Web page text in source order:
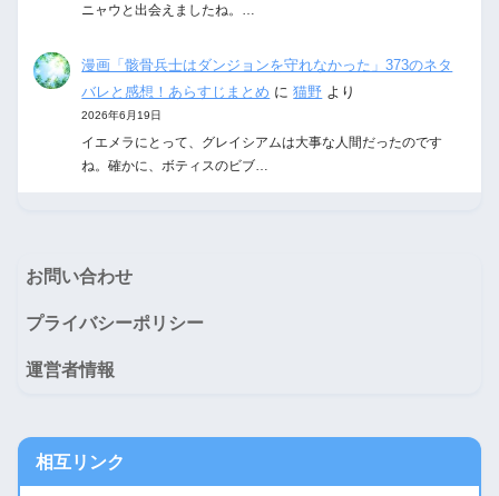
ニャウと出会えましたね。…
漫画「骸骨兵士はダンジョンを守れなかった」373のネタ
バレと感想！あらすじまとめ に猫野 より
2026年6月19日
イエメラにとって、グレイシアムは大事な人間だったのです
ね。確かに、ボティスのビブ…
お問い合わせ
プライバシーポリシー
運営者情報
相互リンク